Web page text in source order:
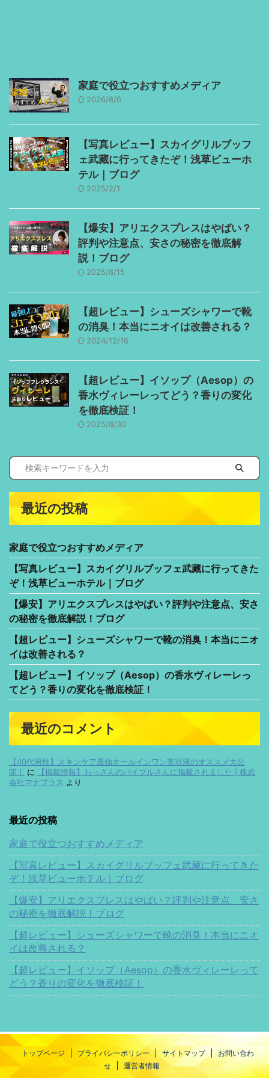
家庭で役立つおすすめメディア
2026/8/6
【写真レビュー】スカイグリルブッフ
ェ武藏に行ってきたぞ！浅草ビューホ
テル｜ブログ
2025/2/1
【爆安】アリエクスプレスはやばい？
評判や注意点、安さの秘密を徹底解
説！ブログ
2025/8/15
【超レビュー】シューズシャワーで靴
の消臭！本当にニオイは改善される？
2024/12/16
【超レビュー】イソップ（Aesop）の
香水ヴィレーレってどう？香りの変化
を徹底検証！
2025/8/30
最近の投稿
家庭で役立つおすすめメディア
【写真レビュー】スカイグリルブッフェ武藏に行ってきた
ぞ！浅草ビューホテル｜ブログ
【爆安】アリエクスプレスはやばい？評判や注意点、安さ
の秘密を徹底解説！ブログ
【超レビュー】シューズシャワーで靴の消臭！本当にニオ
イは改善される？
【超レビュー】イソップ（Aesop）の香水ヴィレーレっ
てどう？香りの変化を徹底検証！
最近のコメント
【40代男性】スキンケア最強オールインワン美容液のオススメ大公
開！
に
【掲載情報】おっさんのバイブルさんに掲載されました | 株式
会社マナプラス より
最近の投稿
家庭で役立つおすすめメディア
【写真レビュー】スカイグリルブッフェ武藏に行ってきた
ぞ！浅草ビューホテル｜ブログ
【爆安】アリエクスプレスはやばい？評判や注意点、安さ
の秘密を徹底解説！ブログ
【超レビュー】シューズシャワーで靴の消臭！本当にニオ
イは改善される？
【超レビュー】イソップ（Aesop）の香水ヴィレーレって
どう？香りの変化を徹底検証！
トップページ プライバシーポリシー サイトマップ
お問い合わ
せ
運営者情報